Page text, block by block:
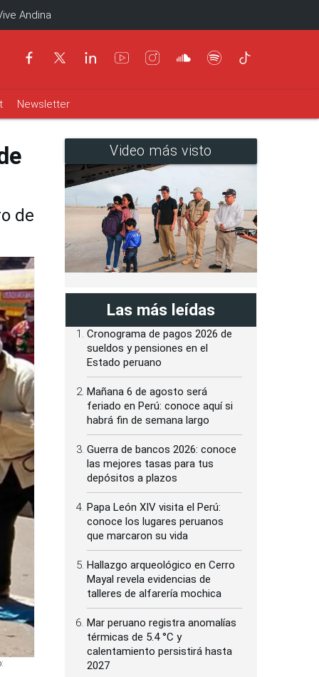
Andina
Newsletter
de
Video más visto
Las más leídas
Cronograma de pagos 2026 de
sueldos y pensiones en el
Estado peruano
Mañana 6 de agosto será
feriado en Perú: conoce aquí si
habrá fin de semana largo
Guerra de bancos 2026: conoce
las mejores tasas para tus
depósitos a plazos
Papa León XIV visita el Perú:
conoce los lugares peruanos
que marcaron su vida
Hallazgo arqueológico en Cerro
Mayal revela evidencias de
talleres de alfarería mochica
Mar peruano registra anomalías
térmicas de 5.4 °C y
calentamiento persistirá hasta
2027